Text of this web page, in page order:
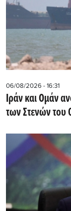
06/08/2026 - 16:31
Ιράν και Ομάν
των Στενών του